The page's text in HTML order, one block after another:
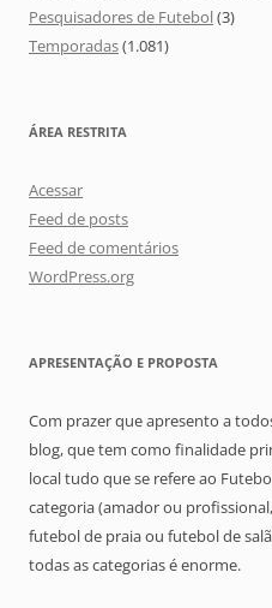
Pesquisadores de Futebol(3)
Temporadas(1.081)
ÁREA RESTRITA
Acessar
Feed de posts
Feed de comentários
WordPress.org
APRESENTAÇÃO E PROPOSTA
Com prazer que apresento a
blog, que tem como finalidade
local tudo que se refere ao
categoria (amador ou
futebol de praia ou futebol de
todas as categorias é enorme.